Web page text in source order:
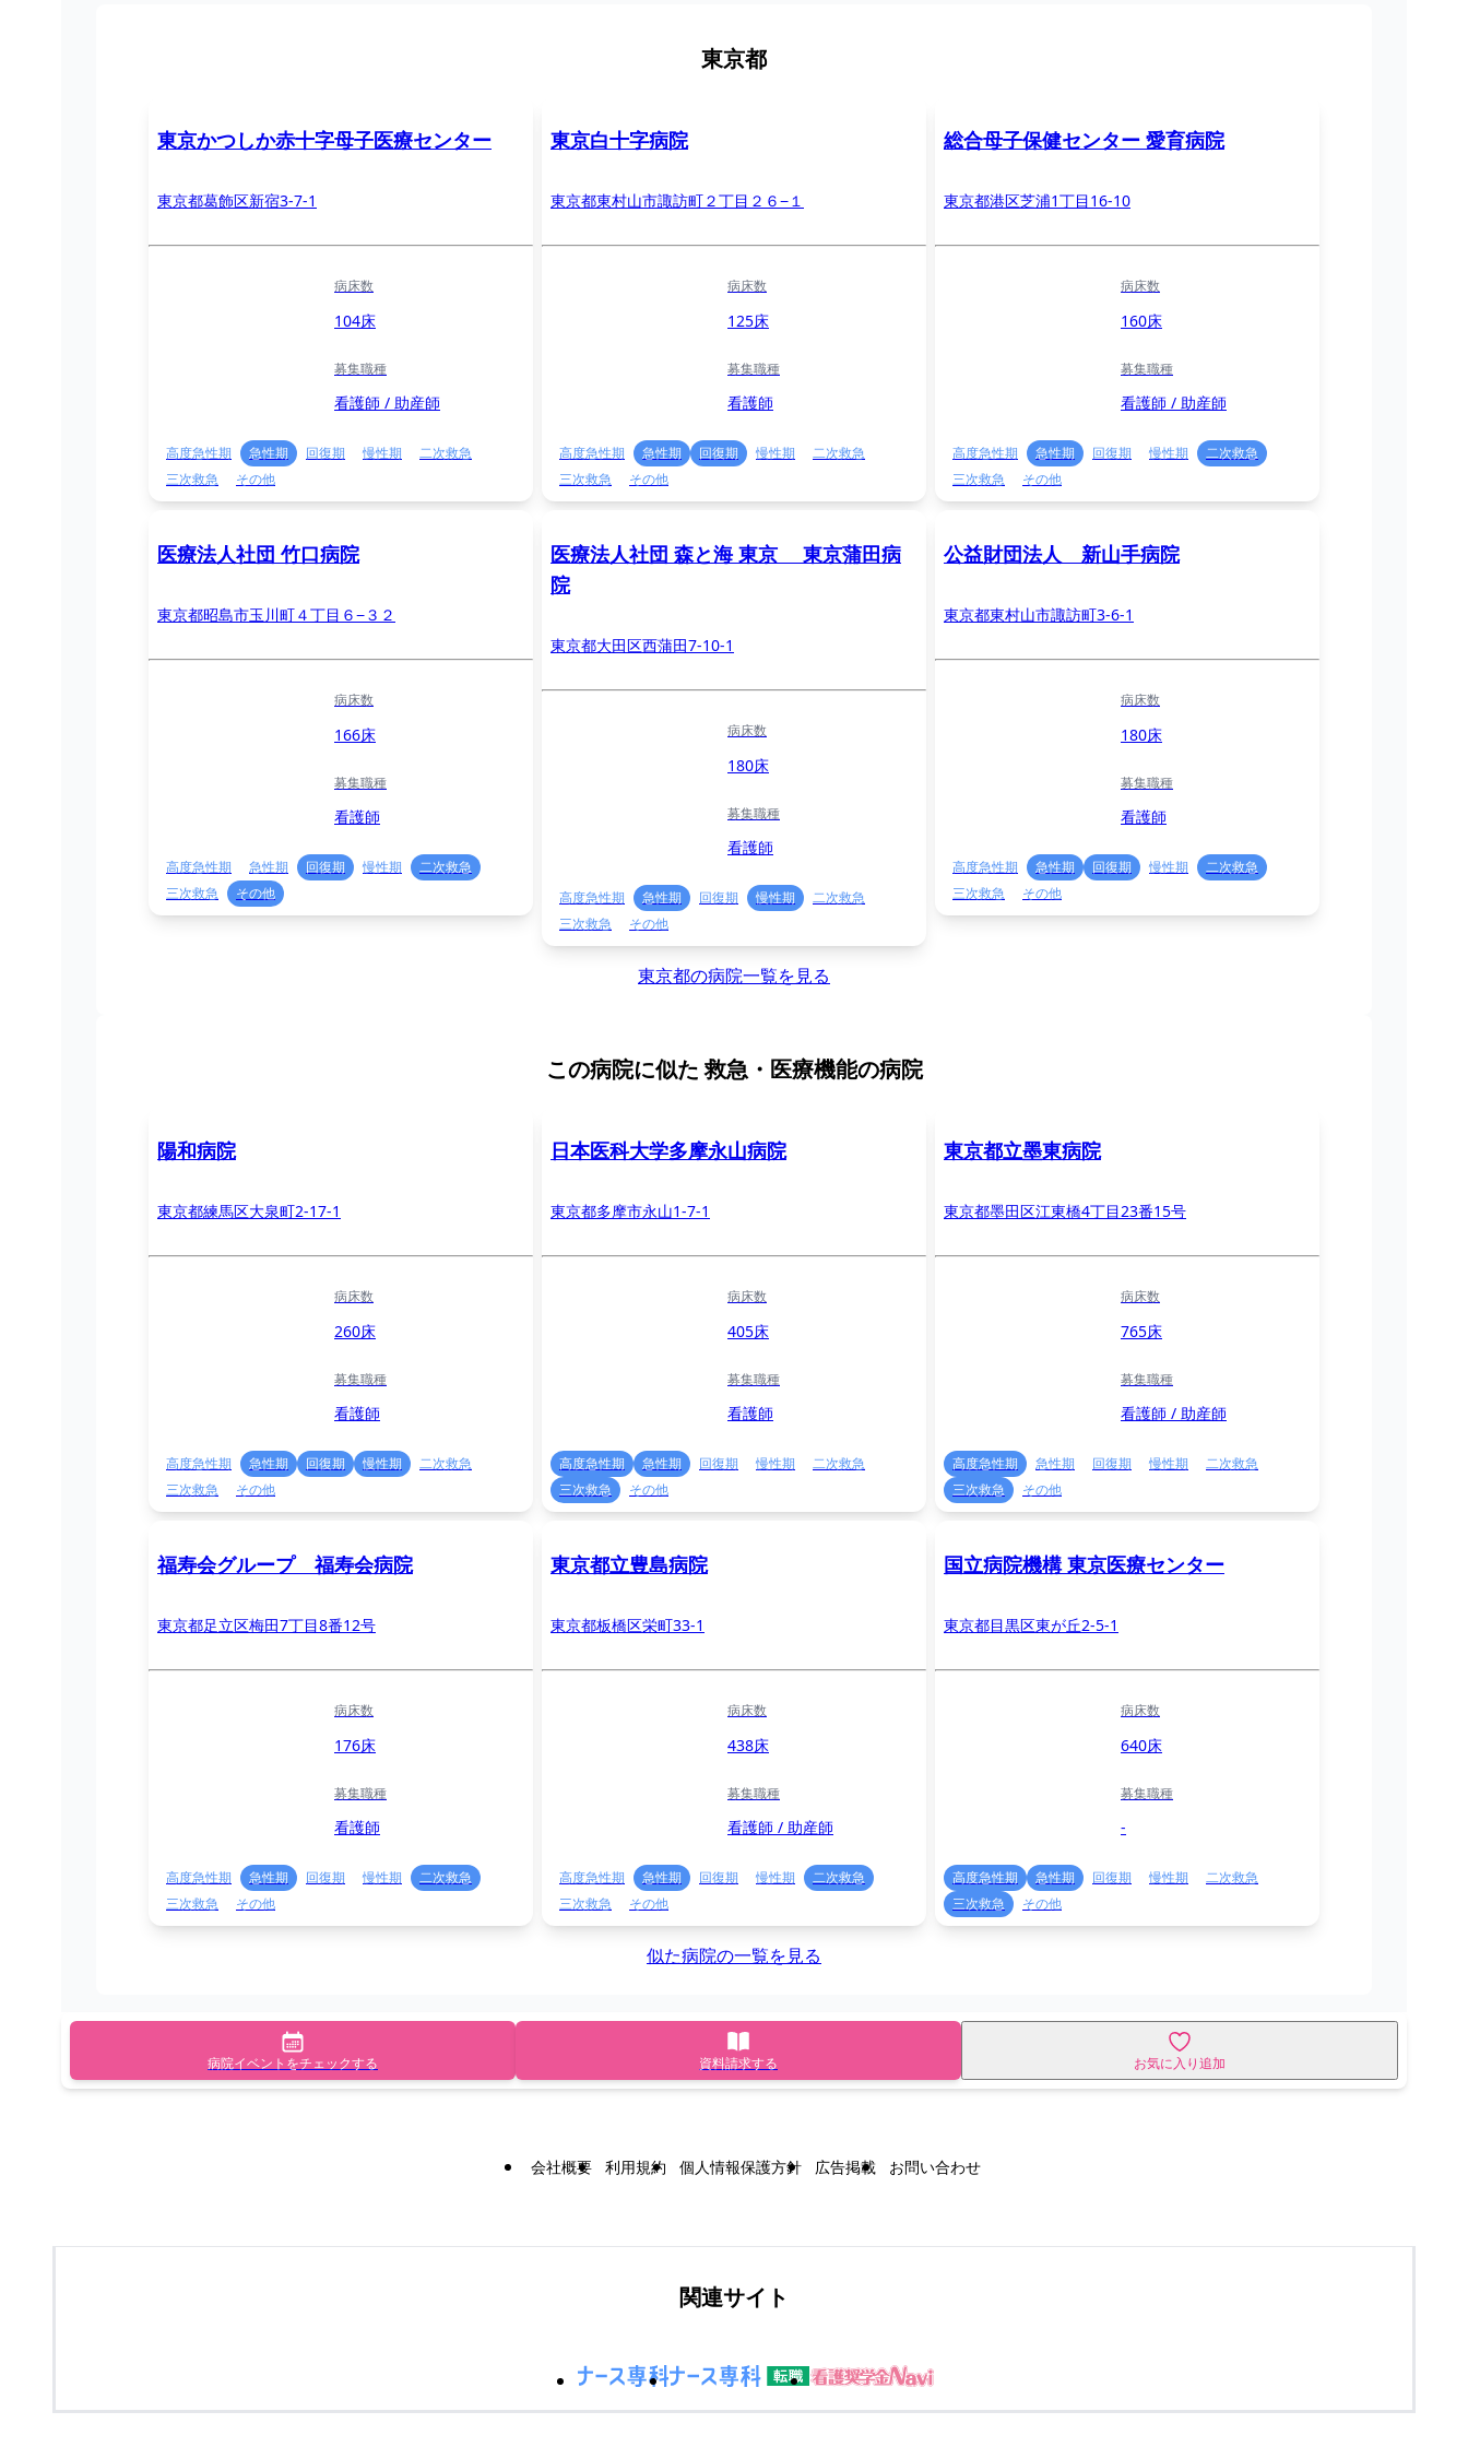
東京都
東京かつしか赤十字母子医療センター
東京都葛飾区新宿3-7-1
病床数
104床
募集職種
看護師 / 助産師
高度急性期 急性期 回復期 慢性期
二次救急
三次救急
その他
東京白十字病院
東京都東村山市諏訪町２丁目２６−１
病床数
125床
募集職種
看護師
高度急性期 急性期 回復期 慢性期
二次救急
三次救急
その他
総合母子保健センター 愛育病院
東京都港区芝浦1丁目16-10
病床数
160床
募集職種
看護師 / 助産師
高度急性期 急性期 回復期 慢性期
二次救急
三次救急
その他
医療法人社団 竹口病院
東京都昭島市玉川町４丁目６−３２
病床数
166床
募集職種
看護師
高度急性期 急性期 回復期 慢性期
二次救急
三次救急
その他
医療法人社団 森と海 東京 東京蒲田病
院
東京都大田区西蒲田7-10-1
病床数
180床
募集職種
看護師
高度急性期 急性期 回復期 慢性期
二次救急
三次救急
その他
公益財団法人 新山手病院
東京都東村山市諏訪町3-6-1
病床数
180床
募集職種
看護師
高度急性期 急性期 回復期 慢性期
二次救急
三次救急
その他
東京都の病院一覧を見る
この病院に似た 救急・医療機能の病院
陽和病院
東京都練馬区大泉町2-17-1
病床数
260床
募集職種
看護師
高度急性期 急性期 回復期 慢性期
二次救急
三次救急
その他
日本医科大学多摩永山病院
東京都多摩市永山1-7-1
病床数
405床
募集職種
看護師
高度急性期 急性期 回復期 慢性期
二次救急
三次救急
その他
東京都立墨東病院
東京都墨田区江東橋4丁目23番15号
病床数
765床
募集職種
看護師 / 助産師
高度急性期 急性期 回復期 慢性期
二次救急
三次救急
その他
福寿会グループ 福寿会病院
東京都足立区梅田7丁目8番12号
病床数
176床
募集職種
看護師
高度急性期 急性期 回復期 慢性期
二次救急
三次救急
その他
東京都立豊島病院
東京都板橋区栄町33-1
病床数
438床
募集職種
看護師 / 助産師
高度急性期 急性期 回復期 慢性期
二次救急
三次救急
その他
国立病院機構 東京医療センター
東京都目黒区東が丘2-5-1
病床数
640床
募集職種
-
高度急性期 急性期 回復期 慢性期
二次救急
三次救急
その他
似た病院の一覧を見る
病院イベントをチェックする 資料請求する お気に入り追加
会社概要 利用規約 個人情報保護方針 広告掲載 お問い合わせ
関連サイト